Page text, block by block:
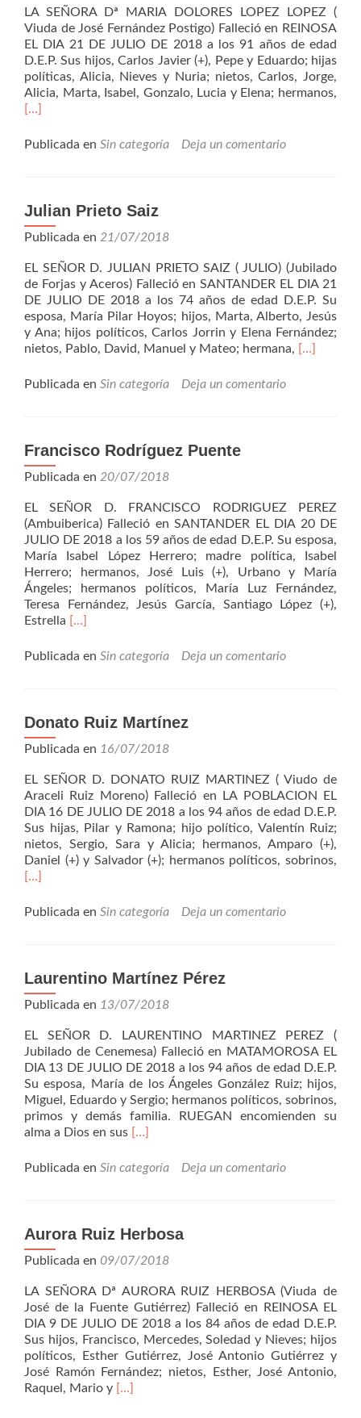
LA SEÑORA Dª MARIA DOLORES LOPEZ LOPEZ (
Viuda de José Fernández Postigo) Falleció en REINOSA
EL DIA 21 DE JULIO DE 2018 a los 91 años de edad
D.E.P. Sus hijos, Carlos Javier (+), Pepe y Eduardo; hijas
políticas, Alicia, Nieves y Nuria; nietos, Carlos, Jorge,
Alicia, Marta, Isabel, Gonzalo, Lucia y Elena; hermanos,
[…]
Publicada en Sin categoría Deja un comentario
Julian Prieto Saiz
Publicada en 21/07/2018
EL SEÑOR D. JULIAN PRIETO SAIZ ( JULIO) (Jubilado
de Forjas y Aceros) Falleció en SANTANDER EL DIA 21
DE JULIO DE 2018 a los 74 años de edad D.E.P. Su
esposa, María Pilar Hoyos; hijos, Marta, Alberto, Jesús
y Ana; hijos políticos, Carlos Jorrin y Elena Fernández;
nietos, Pablo, David, Manuel y Mateo; hermana, Leer
[…]
Publicada en Sin categoría Deja un comentario
Francisco Rodríguez Puente
Publicada en 20/07/2018
EL SEÑOR D. FRANCISCO RODRIGUEZ PEREZ
(Ambuiberica) Falleció en SANTANDER EL DIA 20 DE
JULIO DE 2018 a los 59 años de edad D.E.P. Su esposa,
María Isabel López Herrero; madre política, Isabel
Herrero; hermanos, José Luis (+), Urbano y María
Ángeles; hermanos políticos, María Luz Fernández,
Teresa Fernández, Jesús García, Santiago López (+),
Estrella Leer
Rodríguez
[…]
Publicada en Sin categoría Deja un comentario
Donato Ruiz Martínez
Publicada en 16/07/2018
EL SEÑOR D. DONATO RUIZ MARTINEZ ( Viudo de
Araceli Ruiz Moreno) Falleció en LA POBLACION EL
DIA 16 DE JULIO DE 2018 a los 94 años de edad D.E.P.
Sus hijas, Pilar y Ramona; hijo político, Valentín Ruiz;
nietos, Sergio, Sara y Alicia; hermanos, Amparo (+),
Daniel (+) y Salvador (+); hermanos políticos, sobrinos,
[…]
Publicada en Sin categoría Deja un comentario
Laurentino Martínez Pérez
Publicada en 13/07/2018
EL SEÑOR D. LAURENTINO MARTINEZ PEREZ (
Jubilado de Cenemesa) Falleció en MATAMOROSA EL
DIA 13 DE JULIO DE 2018 a los 94 años de edad D.E.P.
Su esposa, María de los Ángeles González Ruiz; hijos,
Miguel, Eduardo y Sergio; hermanos políticos, sobrinos,
primos y demás familia. RUEGAN encomienden su
alma a Dios en sus Leer
Martínez
[…]
Publicada en Sin categoría Deja un comentario
Aurora Ruiz Herbosa
Publicada en 09/07/2018
LA SEÑORA Dª AURORA RUIZ HERBOSA (Viuda de
José de la Fuente Gutiérrez) Falleció en REINOSA EL
DIA 9 DE JULIO DE 2018 a los 84 años de edad D.E.P.
Sus hijos, Francisco, Mercedes, Soledad y Nieves; hijos
políticos, Esther Gutiérrez, José Antonio Gutiérrez y
José Ramón Fernández; nietos, Esther, José Antonio,
Raquel, Mario y Leer
[…]